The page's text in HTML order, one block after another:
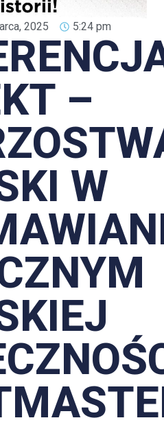
2025 5:24 pm
–
W